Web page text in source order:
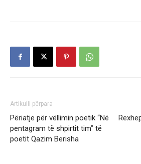
Artikulli përpara
Përiatje për vëllimin poetik “Në
pentagram të shpirtit tim” të
poetit Qazim Berisha